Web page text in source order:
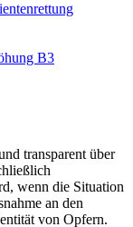
B3
transparent über
wenn die Situation
an den
von Opfern.